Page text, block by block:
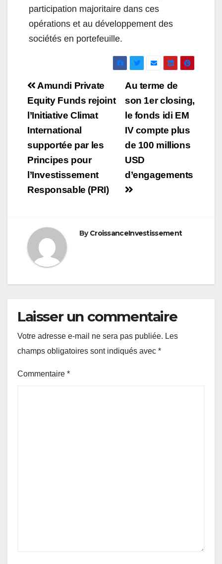
participation majoritaire dans ces
opérations et au développement des
sociétés en portefeuille.
Navigation
de
l’article
Au terme de
son 1er closing,
le fonds idi EM
IV compte plus
de 100 millions
USD
d’engagements
Amundi Private
Equity Funds rejoint
l’Initiative Climat
International
supportée par les
Principes pour
l’Investissement
Responsable (PRI)
ByCroissanceInvestissement
Laisser un commentaire
Votre adresse e-mail ne sera pas publiée. Les
champs obligatoires sont indiqués avec *
Commentaire *